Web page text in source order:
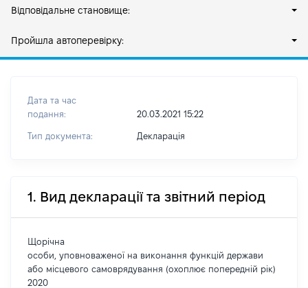
Відповідальне становище:
Пройшла автоперевірку:
Дата та час
подання:
20.03.2021 15:22
Тип документа: Декларація
1. Вид декларації та звітний період
Щорічна
особи, уповноваженої на виконання функцій держави
або місцевого самоврядування (охоплює попередній рік)
2020